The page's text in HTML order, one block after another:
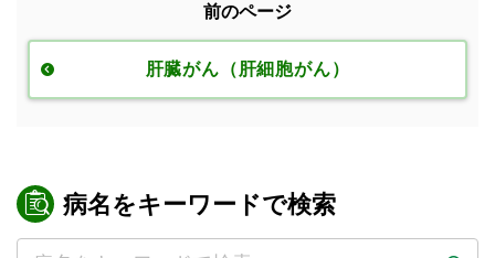
前のページ
肝臓がん（肝細胞がん）
病名をキーワードで検索